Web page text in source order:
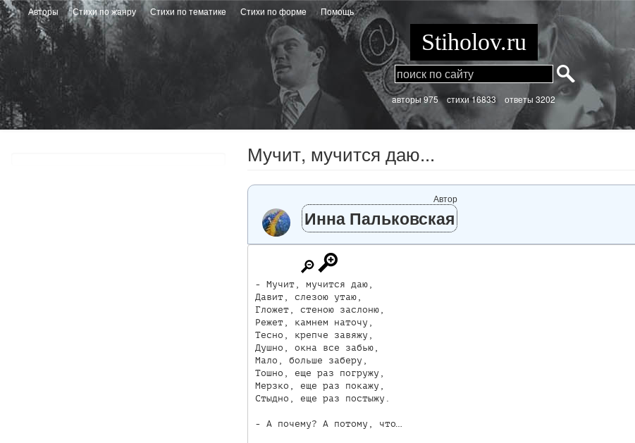
Перейти
к
основному
содержанию
Авторы Стихи по жанру Стихи по тематике Стихи по форме Помощь
Stiholov.ru
aвторы 975 стихи16833 ответы 3202
Мучит, мучится даю...
Автор
Инна Пальковская
- Мучит, мучится даю,
Давит, слезою утаю,
Гложет, стеною заслоню,
Режет, камнем наточу,
Тесно, крепче завяжу,
Душно, окна все забью,
Мало, больше заберу,
Тошно, еще раз погружу,
Мерзко, еще раз покажу,
Стыдно, еще раз постыжу.
- А почему? А потому, что…